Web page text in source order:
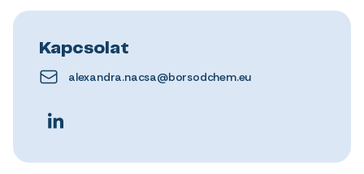
Kapcsolat
alexandra.nacsa@borsodchem.eu